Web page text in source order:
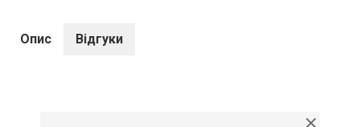
Опис Відгуки